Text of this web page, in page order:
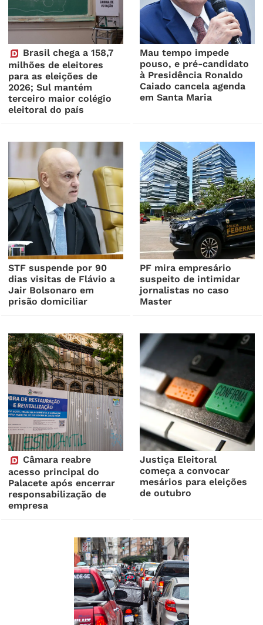
Brasil chega a 158,7
milhões de eleitores
para as eleições de
2026; Sul mantém
terceiro maior colégio
eleitoral do país
Mau tempo impede
pouso, e pré-candidato
à Presidência Ronaldo
Caiado cancela agenda
em Santa Maria
STF suspende por 90
dias visitas de Flávio a
Jair Bolsonaro em
prisão domiciliar
PF mira empresário
suspeito de intimidar
jornalistas no caso
Master
Câmara reabre
acesso principal do
Palacete após encerrar
responsabilização de
empresa
Justiça Eleitoral
começa a convocar
mesários para eleições
de outubro